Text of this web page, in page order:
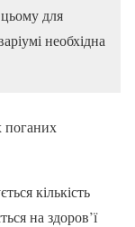
для
необхідна
поганих
кількість
на здоров’ї